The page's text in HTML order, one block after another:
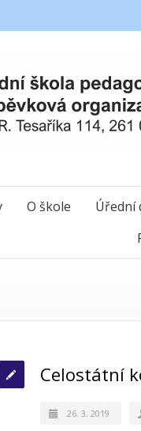
O škole Úřední
Celostátní
26. 3. 2019